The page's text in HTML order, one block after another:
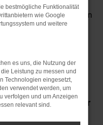
die zunächst von
wurden und die
importiert werden.
werden und dann
sind generell
von schlechterer
bestmögliche Funktionalität
wie Google
und weitere
es uns, die Nutzung der
Leistung zu messen und
Technologien eingesetzt,
verwendet werden, um
verfolgen und um Anzeigen
relevant sind.